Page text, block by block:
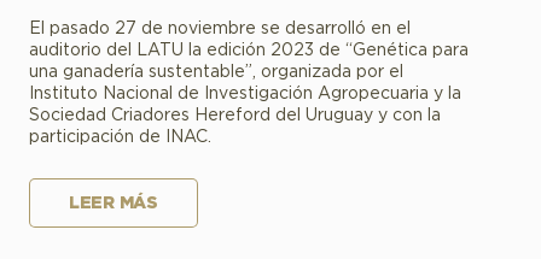
El pasado 27 de noviembre se desarrolló en el
auditorio del LATU la edición 2023 de “Genética para
una ganadería sustentable”, organizada por el
Instituto Nacional de Investigación Agropecuaria y la
Sociedad Criadores Hereford del Uruguay y con la
participación de INAC.
LEER MÁS